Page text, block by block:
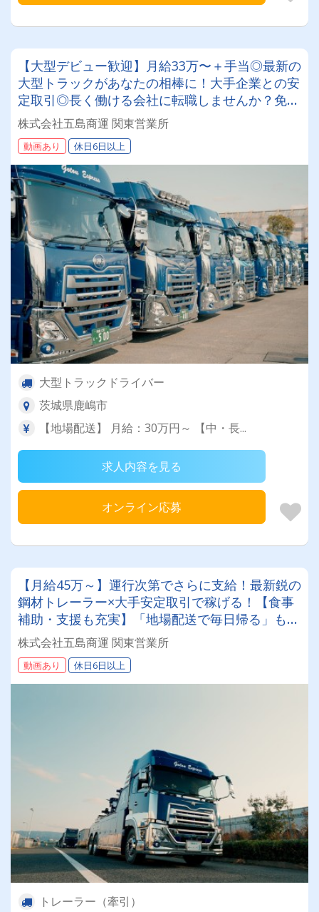
【大型デビュー歓迎】月給33万〜＋手当◎最新の
大型トラックがあなたの相棒に！大手企業との安
定取引◎長く働ける会社に転職しませんか？免許
取得支援でトレーラーへの挑戦も応援します♪
株式会社五島商運 関東営業所
動画あり 休日6日以上
大型トラックドライバー
茨城県鹿嶋市
【地場配送】 月給：30万円～ 【中・長...
求人内容を見る
オンライン応募
【月給45万～】運行次第でさらに支給！最新鋭の
鋼材トレーラー×大手安定取引で稼げる！【食事
補助・支援も充実】「地場配送で毎日帰る」も
OK！（月給35万〜）あのトラックカッコいい！
と視線を集めるピカピカな車両を相棒に働けま
す！
株式会社五島商運 関東営業所
動画あり 休日6日以上
トレーラー（牽引）